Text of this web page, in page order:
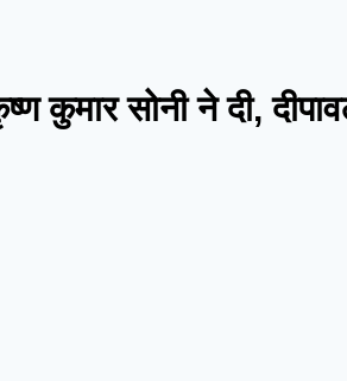
कुमार सोनी ने दी,